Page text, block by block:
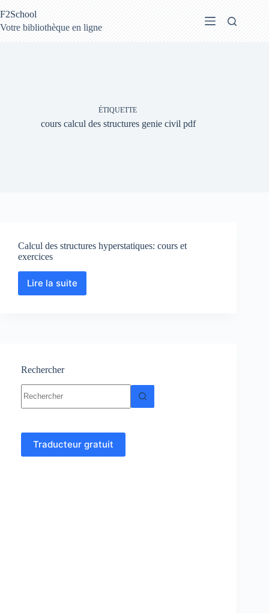
au
contenu
F2School
Votre bibliothèque en ligne
ÉTIQUETTE
cours calcul des structures genie civil pdf
Calcul des structures hyperstatiques: cours et
exercices
Lire la suite
Calcul
Rechercher
résultat
Traducteur gratuit